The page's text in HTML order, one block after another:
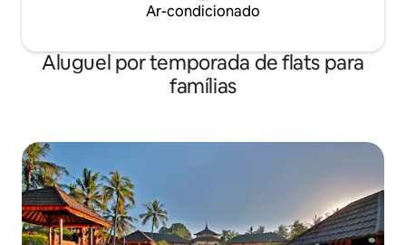
Ar-condicionado
Aluguel por temporada de flats para
famílias